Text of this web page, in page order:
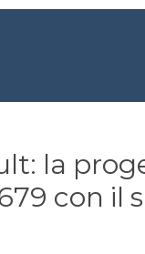
la
con il